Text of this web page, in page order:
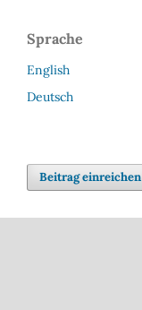
Sprache
English
Deutsch
Beitrag einreichen